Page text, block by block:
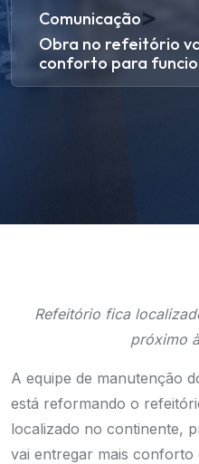
Comunicação>
Obra no refeitório
conforto para
Refeitório fica
próximo
A equipe de manutenção
está reformando o
localizado no continente,
vai entregar mais conforto